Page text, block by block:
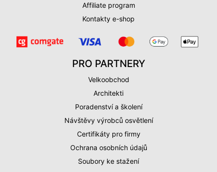
Affiliate program
Kontakty e-shop
PRO PARTNERY
Velkoobchod
Architekti
Poradenství a školení
Návštěvy výrobců osvětlení
Certifikáty pro firmy
Ochrana osobních údajů
Soubory ke stažení